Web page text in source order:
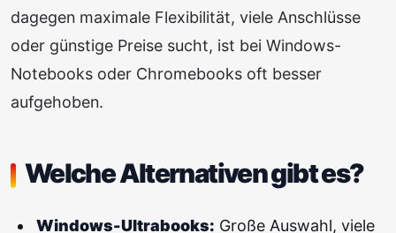
dagegen maximale Flexibilität, viele Anschlüsse
oder günstige Preise sucht, ist bei Windows-
Notebooks oder Chromebooks oft besser
aufgehoben.
Welche Alternativen gibt es?
Windows-Ultrabooks: Große Auswahl, viele